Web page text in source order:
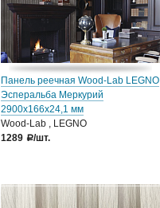
Панель реечная Wood-Lab LEGNO
Эсперальба Меркурий
2900х166х24,1 мм
Wood-Lab , LEGNO
1289
a/шт.